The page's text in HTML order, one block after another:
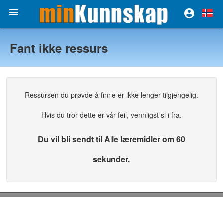


Fant ikke ressurs
Ressursen du prøvde å finne er ikke lenger tilgjengelig.
Hvis du tror dette er vår feil, vennligst si i fra.
Du vil bli sendt til Alle læremidler om 60
sekunder.